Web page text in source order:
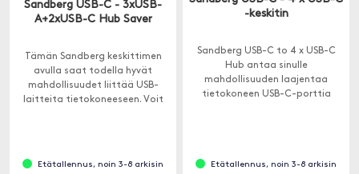
Sandberg USB-C - 3xUSB-
A+2xUSB-C Hub Saver
Tämän Sandberg keskittimen
avulla saat todella hyvät
mahdollisuudet liittää USB-
laitteita tietokoneeseen. Voit
Etätallennus, noin 3-8 arkisin
-keskitin
Sandberg USB-C to 4 x USB-C
Hub antaa sinulle
mahdollisuuden laajentaa
tietokoneen USB-C-porttia
Etätallennus, noin 3-8 arkisin